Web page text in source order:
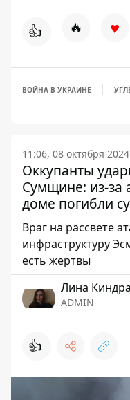
👍 🔥 ♥
ВОЙНА В УКРАИНЕ
11:06, 08 октября 2024
Оккупанты
Сумщине: из-за
доме погибли
Враг на рассвете
инфраструктуру
есть жертвы
Лина
ADMIN
👍